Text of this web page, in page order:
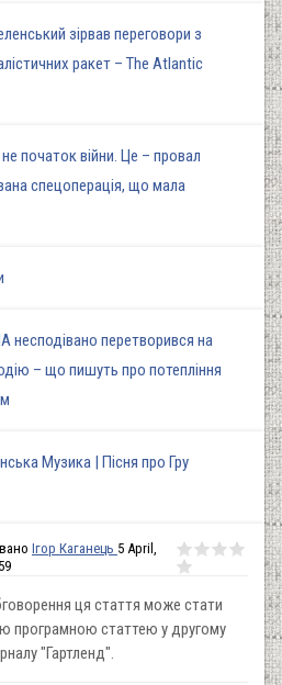
зірвав переговори з
ракет – The Atlantic
початок війни. Це – провал
спецоперація, що мала
несподівано перетворився на
– що пишуть про потепління
Музика | Пісня про Гру
Ігор Каганець 5 April,
ця стаття може стати
програмною статтею у другому
"Гартленд".